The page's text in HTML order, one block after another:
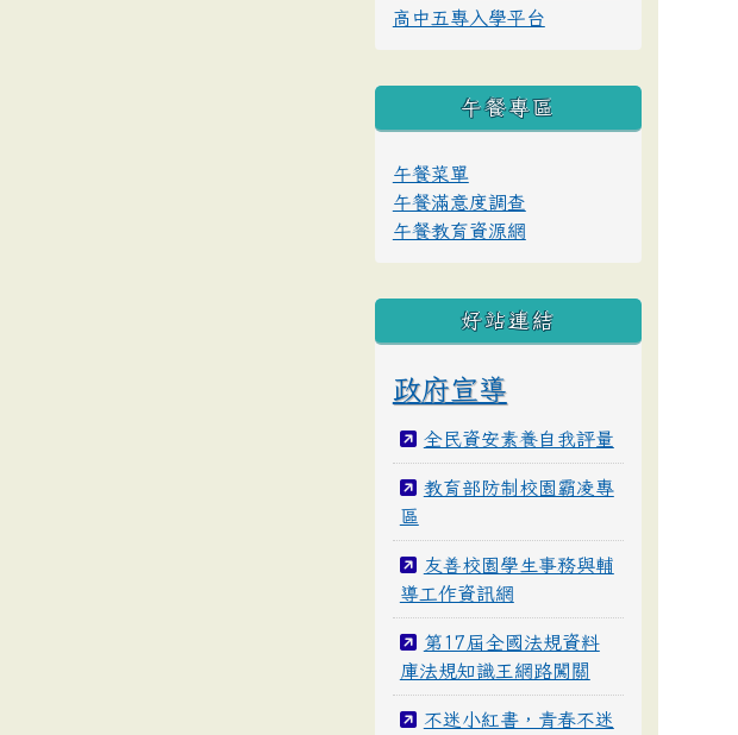
高中五專入學平台
午餐專區
午餐菜單
午餐滿意度調查
午餐教育資源網
好站連結
政府宣導
全民資安素養自我評量
教育部防制校園霸凌專
區
友善校園學生事務與輔
導工作資訊網
第17屆全國法規資料
庫法規知識王網路闖關
不迷小紅書，青春不迷